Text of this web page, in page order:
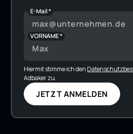
E-Mail *
VORNAME *
Hiermit stimme ich den
Adbaker zu.